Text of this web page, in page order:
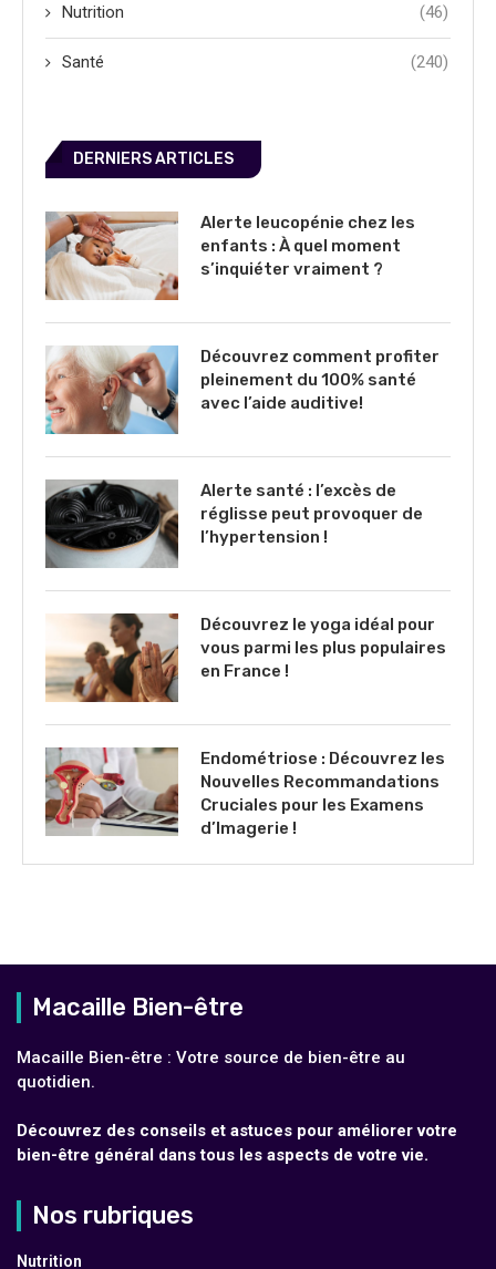
Nutrition (46)
Santé (240)
DERNIERS ARTICLES
Alerte leucopénie chez les
enfants : À quel moment
s’inquiéter vraiment ?
Découvrez comment profiter
pleinement du 100% santé
avec l’aide auditive!
Alerte santé : l’excès de
réglisse peut provoquer de
l’hypertension !
Découvrez le yoga idéal pour
vous parmi les plus populaires
en France !
Endométriose : Découvrez les
Nouvelles Recommandations
Cruciales pour les Examens
d’Imagerie !
Macaille Bien-être
Macaille Bien-être : Votre source de bien-être au
quotidien.
Découvrez des conseils et astuces pour améliorer votre
bien-être général dans tous les aspects de votre vie.
Nos rubriques
Nutrition